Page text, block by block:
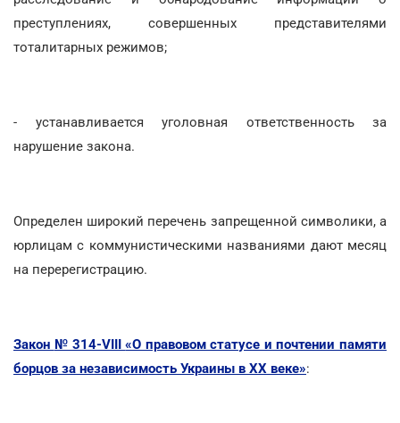
преступлениях, совершенных представителями
тоталитарных режимов;
- устанавливается уголовная ответственность за
нарушение закона.
Определен широкий перечень запрещенной символики, а
юрлицам с коммунистическими названиями дают месяц
на перерегистрацию.
Закон № 314-VIII«О правовом статусе и почтении памяти
борцов за независимость Украины в ХХ веке»: